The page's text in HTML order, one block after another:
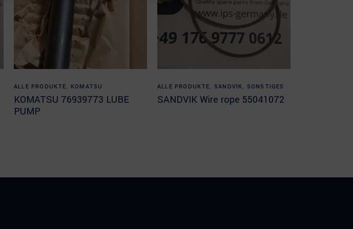
Read more
ALLE PRODUKTE , KOMATSU
KOMATSU 76939773 LUBE
PUMP
Read more
ALLE PRODUKTE , SANDVIK, SONSTIGES
SANDVIK Wire rope 55041072